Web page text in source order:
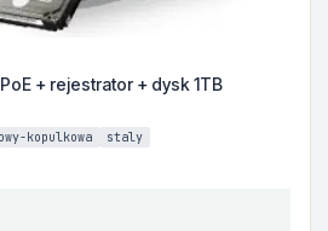
+ rejestrator + dysk 1TB
kopulkowa staly